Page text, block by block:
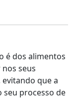
é dos alimentos
seus
que a
seu processo de